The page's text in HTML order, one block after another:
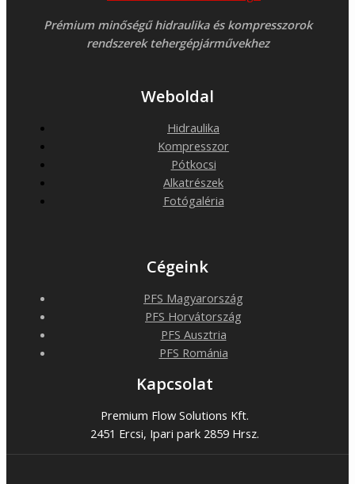
Prémium minőségű hidraulika és kompresszorok
rendszerek tehergépjárművekhez
Weboldal
Hidraulika
Kompresszor
Pótkocsi
Alkatrészek
Fotógaléria
Cégeink
PFS Magyarország
PFS Horvátország
PFS Ausztria
PFS Románia
Kapcsolat
Premium Flow Solutions Kft.
2451 Ercsi, Ipari park 2859 Hrsz.